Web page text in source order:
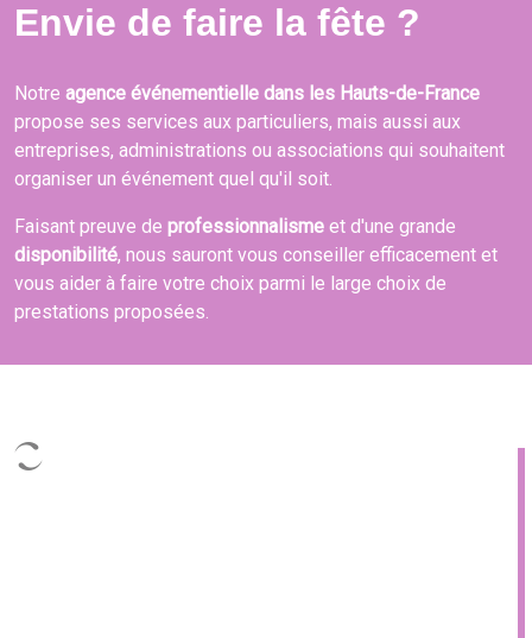
Envie de faire la fête ?
Notre agence événementielle dans les Hauts-de-France
propose ses services aux particuliers, mais aussi aux
entreprises, administrations ou associations qui souhaitent
organiser un événement quel qu'il soit.
Faisant preuve de professionnalisme et d'une grande
disponibilité, nous sauront vous conseiller efficacement et
vous aider à faire votre choix parmi le large choix de
prestations proposées.